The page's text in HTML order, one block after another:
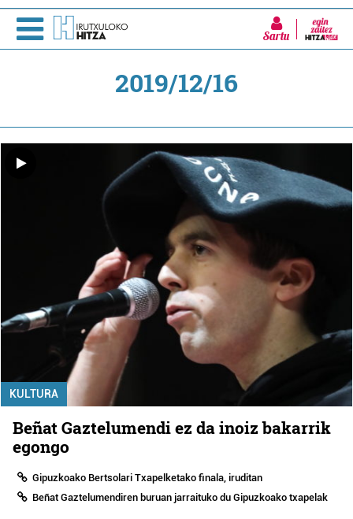
Sartu
2019/12/16
KULTURA
Beñat Gaztelumendi ez da inoiz bakarrik
egongo
Gipuzkoako Bertsolari Txapelketako finala, iruditan
Beñat Gaztelumendiren buruan jarraituko du Gipuzkoako txapelak